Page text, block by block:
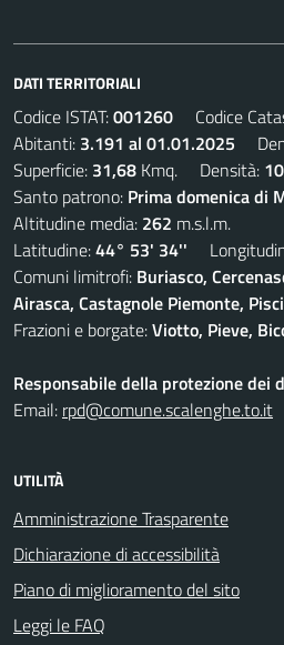
DATI TERRITORIALI
Codice ISTAT:001260 Codice
Abitanti: 3.191 al 01.01.2025
Superficie: 31,68 Kmq. Densità:
Santo patrono: Prima domenica di
Altitudine media: 262 m.s.l.m.
Latitudine:44° 53' 34''
Comuni limitrofi: Buriasco,
Airasca, Castagnole Piemonte,
Frazioni e borgate:Viotto, Pieve,
Responsabile della protezione dei
Email: rpd@comune.scalenghe.to.it
UTILITÀ
Amministrazione Trasparente
Dichiarazione di accessibilità
Piano di miglioramento del sito
Leggi le FAQ